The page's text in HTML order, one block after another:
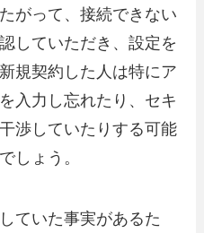
がって、接続できない
していただき、設定を
規契約した人は特にア
入力し忘れたり、セキ
渉していたりする可能
しょう。
ていた事実があるた